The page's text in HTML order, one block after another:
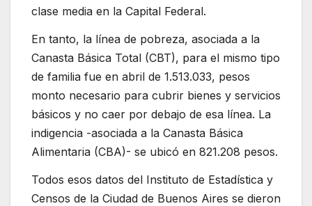
clase media en la Capital Federal.
En tanto, la línea de pobreza, asociada a la
Canasta Básica Total (CBT), para el mismo tipo
de familia fue en abril de 1.513.033, pesos
monto necesario para cubrir bienes y servicios
básicos y no caer por debajo de esa línea. La
indigencia -asociada a la Canasta Básica
Alimentaria (CBA)- se ubicó en 821.208 pesos.
Todos esos datos del Instituto de Estadística y
Censos de la Ciudad de Buenos Aires se dieron